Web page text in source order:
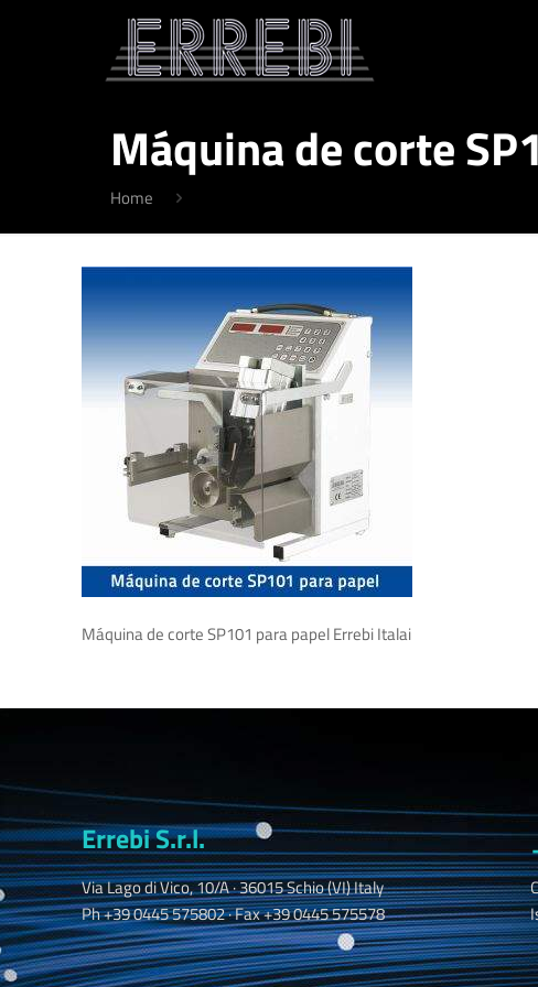
Máquina de corte
Home
Máquina de corte SP101 para papel Errebi Italai
Errebi S.r.l.
Via Lago di Vico, 10/A · 36015 Schio (VI) Italy
Ph +39 0445 575802 · Fax +39 0445 575578